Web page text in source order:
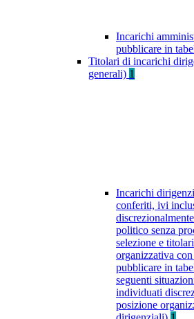
Incarichi
pubblicare in
Titolari di incarichi
generali) 1
Incarichi
conferiti, ivi
politico senza
selezione e
organizzativa
pubblicare in
seguenti
individuati
posizione